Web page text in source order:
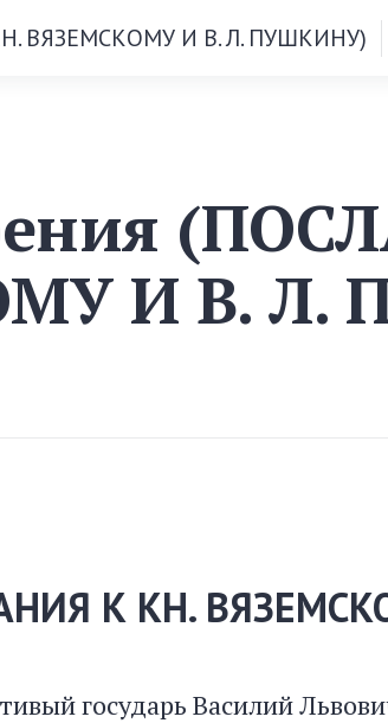
ВЯЗЕМСКОМУ И В. Л. ПУШКИНУ)
И В. Л.
К КН.
государь Василий